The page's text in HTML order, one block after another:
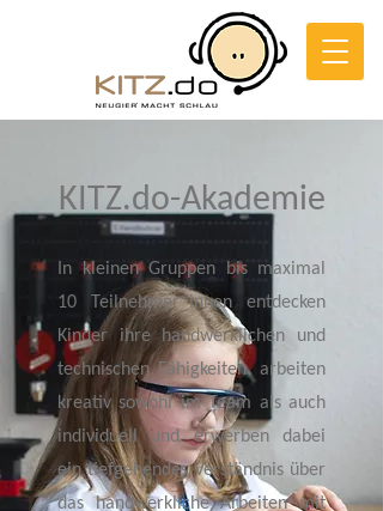
KITZ.do-Akademie
In kleinen Gruppen bis maximal
10 Teilnehmer*innen entdecken
Kinder ihre handwerklichen und
technischen Fähigkeiten, arbeiten
kreativ sowohl im Team als auch
individuell und erwerben dabei
ein tiefgehendes Verständnis über
das handwerkliche Arbeiten mit